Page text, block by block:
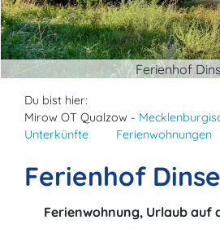
Ferienhof
Du bist hier:
Mirow OT Qualzow -
Unterkünfte
Ferienwohnungen
Ferienhof Dinse
Ferienwohnung, Urlaub auf